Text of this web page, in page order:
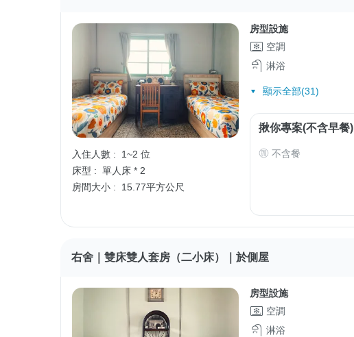
入住人數 :
1~2 位
床型 : 單人床 * 2
房間大小 :
15.77平方公尺
房型設施
空調
淋浴
顯示全部(31)
揪你專案(不含早餐)
不含餐
右舍｜雙床雙人套房（二小床）｜於側屋
房型設施
空調
淋浴